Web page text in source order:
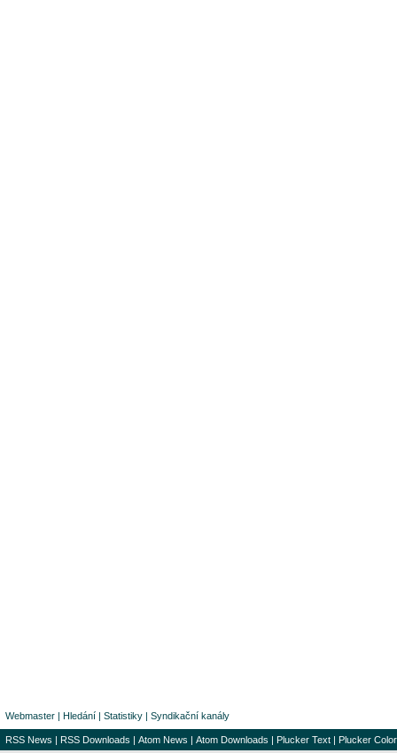
Webmaster | Hledání | Statistiky | Syndikační kanály
RSS News | RSS Downloads | Atom News | Atom Downloads | Plucker Text | Plucker Color